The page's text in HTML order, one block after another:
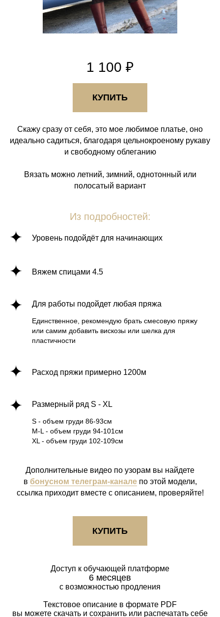
1 100 ₽
КУПИТЬ
Скажу сразу от себя, это мое любимое платье, оно
идеально садиться, благодаря цельнокроеному рукаву
и свободному облеганию
Вязать можно летний, зимний, однотонный или
полосатый вариант
Из подробностей:
Уровень подойдёт для начинающих
Вяжем спицами 4.5
Для работы подойдет любая пряжа
Единственное, рекомендую брать смесовую пряжу
или самим добавить вискозы или шелка для
пластичности
Расход пряжи примерно 1200м
Размерный ряд S - XL
S - объем груди 86-93см
M-L - объем груди 94-101см
XL - объем груди 102-109см
Дополнительные видео по узорам вы найдете
в бонусном телеграм-каналепо этой модели,
ссылка приходит вместе с описанием, проверяйте!
КУПИТЬ
Доступ к обучающей платформе
6 месяцев
с возможностью продления
Текстовое описание в формате PDF
вы можете скачать и сохранить или распечатать себе